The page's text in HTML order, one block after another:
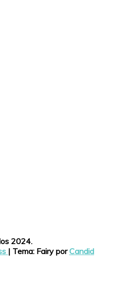
2024.
| Tema: Fairy porCandid